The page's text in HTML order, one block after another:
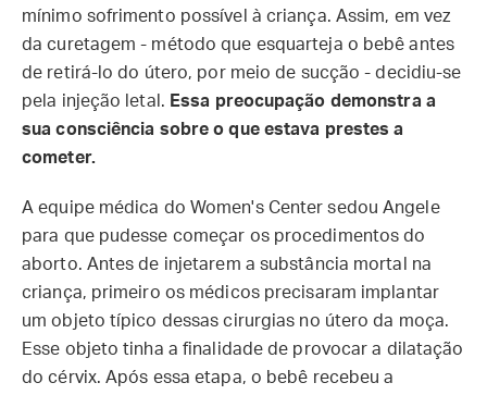
mínimo sofrimento possível à criança. Assim, em vez
da curetagem - método que esquarteja o bebê antes
de retirá-lo do útero, por meio de sucção - decidiu-se
pela injeção letal. Essa preocupação demonstra a
sua consciência sobre o que estava prestes a
cometer.
A equipe médica do Women's Center sedou Angele
para que pudesse começar os procedimentos do
aborto. Antes de injetarem a substância mortal na
criança, primeiro os médicos precisaram implantar
um objeto típico dessas cirurgias no útero da moça.
Esse objeto tinha a finalidade de provocar a dilatação
do cérvix. Após essa etapa, o bebê recebeu a